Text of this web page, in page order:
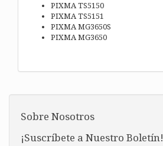
PIXMA TS5150
PIXMA TS5151
PIXMA MG3650S
PIXMA MG3650
Sobre Nosotros
¡Suscríbete a Nuestro Boletín!